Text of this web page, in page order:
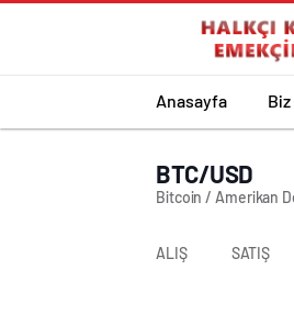
Anasayfa
BTC/USD
Bitcoin / Amerikan
ALIŞ SATIŞ